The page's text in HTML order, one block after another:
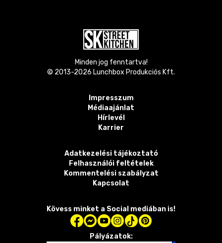
Minden jog fenntartva!
© 2013-2026 Lunchbox Produkciós Kft.
Impresszum
Médiaajánlat
Hírlevél
Karrier
Adatkezelési tájékoztató
Felhasználói feltételek
Kommentelési szabályzat
Kapcsolat
Kövess minket a Social mediában is!
Pályázatok: